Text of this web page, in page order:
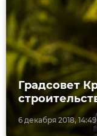
6 декабря 2018, 14:49
Градсовет